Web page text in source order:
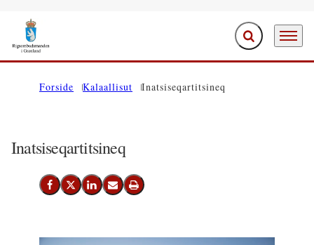
Saavanukarit Ujaasiffik
Forside Kalaallisut Inatsiseqartitsineq
Inatsiseqartitsineq
Facebook-Imi Siammarteruk
Twitter-Imi Siammarteruk
Linkedin-Imi Siammarteruk
Emaili Nassiutiguk
Printeruk